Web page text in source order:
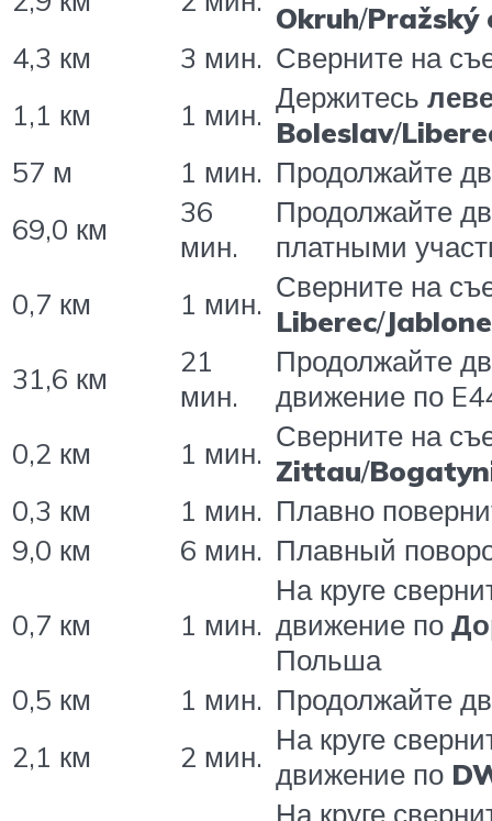
Okruh/Pražský
4,3 км
3 мин. Сверните на
1,1 км
1 мин. Держитесь
Boleslav/
57 м
1 мин. Продолжайте
69,0 км
36
мин.
Продолжайте
платными
0,7 км
1 мин. Сверните на
Liberec/
31,6 км
21
мин.
Продолжайте
движение по
0,2 км
1 мин. Сверните на
Zittau/
0,3 км
1 мин. Плавно
9,0 км
6 мин. Плавный
0,7 км 1 мин.
На круге
движение по
Польша
0,5 км
1 мин. Продолжайте
2,1 км
2 мин. На круге
движение по
На круге